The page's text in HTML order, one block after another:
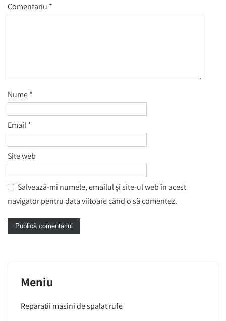
Comentariu *
Nume*
Email*
Site web
Salvează-mi numele, emailul și site-ul web în acest
navigator pentru data viitoare când o să comentez.
Meniu
Reparatii masini de spalat rufe